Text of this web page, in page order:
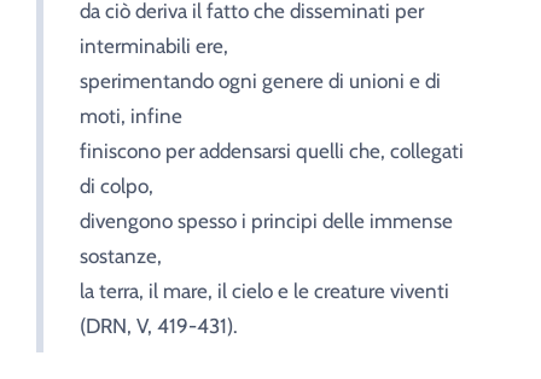
da ciò deriva il fatto che disseminati per
interminabili ere,
sperimentando ogni genere di unioni e di
moti, infine
finiscono per addensarsi quelli che, collegati
di colpo,
divengono spesso i principi delle immense
sostanze,
la terra, il mare, il cielo e le creature viventi
(DRN, V, 419-431).